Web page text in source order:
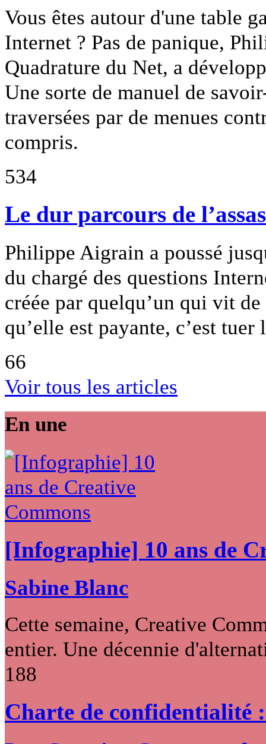
Vous êtes autour d'une table
Internet ? Pas de panique,
Quadrature du Net, a
Une sorte de manuel de
traversées par de menues
compris.
534
Le dur parcours de
Philippe Aigrain a poussé
du chargé des questions
créée par quelqu’un qui vit
qu’elle est payante, c’est
66
Voir tous les articles
En une
[Infographie] 10 ans de
Sabine Blanc
Cette semaine, Creative
entier. Une décennie
188
Charte de confidentialité